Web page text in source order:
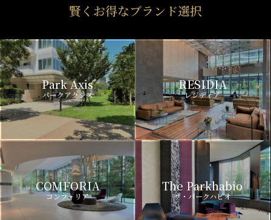
賢くお得なブランド選択
Park Axis
パークアクシス
RESIDIA
レジディア
COMFORIA
コンフォリア
The Parkhabio
ザ・パークハビオ